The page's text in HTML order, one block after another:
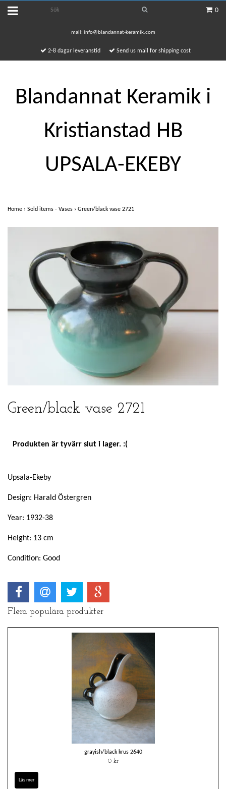
0
mail: info@blandannat-keramik.com
2-8 dagar leveranstid Send us mail for shipping cost
Blandannat Keramik i
Kristianstad HB
UPSALA-EKEBY
Home › Sold items - Vases › Green/black vase 2721
Green/black vase 2721
Produkten är tyvärr slut i lager. :(
Upsala-Ekeby
Design: Harald Östergren
Year: 1932-38
Height: 13 cm
Condition: Good
Flera populära produkter
grayish/black krus 2640
0 kr
Läs mer